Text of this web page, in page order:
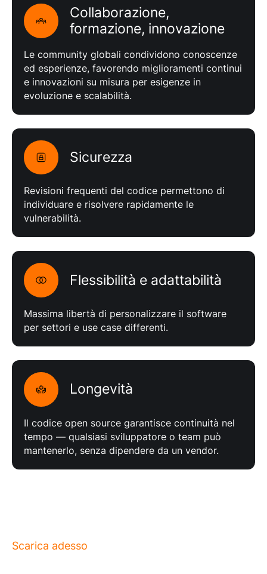
Collaborazione,
formazione, innovazione
Le community globali condividono conoscenze
ed esperienze, favorendo miglioramenti continui
e innovazioni su misura per esigenze in
evoluzione e scalabilità.
Sicurezza
Revisioni frequenti del codice permettono di
individuare e risolvere rapidamente le
vulnerabilità.
Flessibilità e adattabilità
Massima libertà di personalizzare il software
per settori e use case differenti.
Longevità
Il codice open source garantisce continuità nel
tempo — qualsiasi sviluppatore o team può
mantenerlo, senza dipendere da un vendor.
Scarica adesso